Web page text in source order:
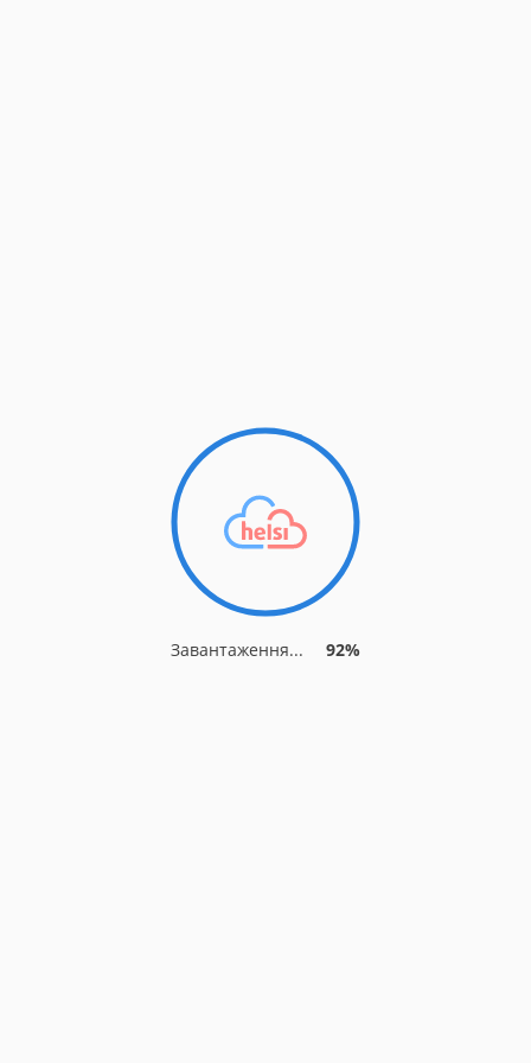
Завантаження... 92%